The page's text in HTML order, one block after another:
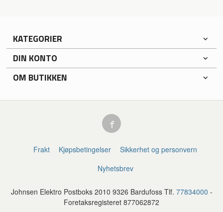
KATEGORIER
DIN KONTO
OM BUTIKKEN
Frakt Kjøpsbetingelser
Sikkerhet og personvern
Nyhetsbrev
Johnsen Elektro Postboks 2010 9326 Bardufoss Tlf. 77834000 -
Foretaksregisteret 877062872